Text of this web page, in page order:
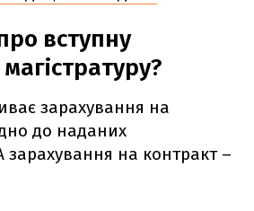
вступну
зарахування на
до наданих
зарахування на контракт –